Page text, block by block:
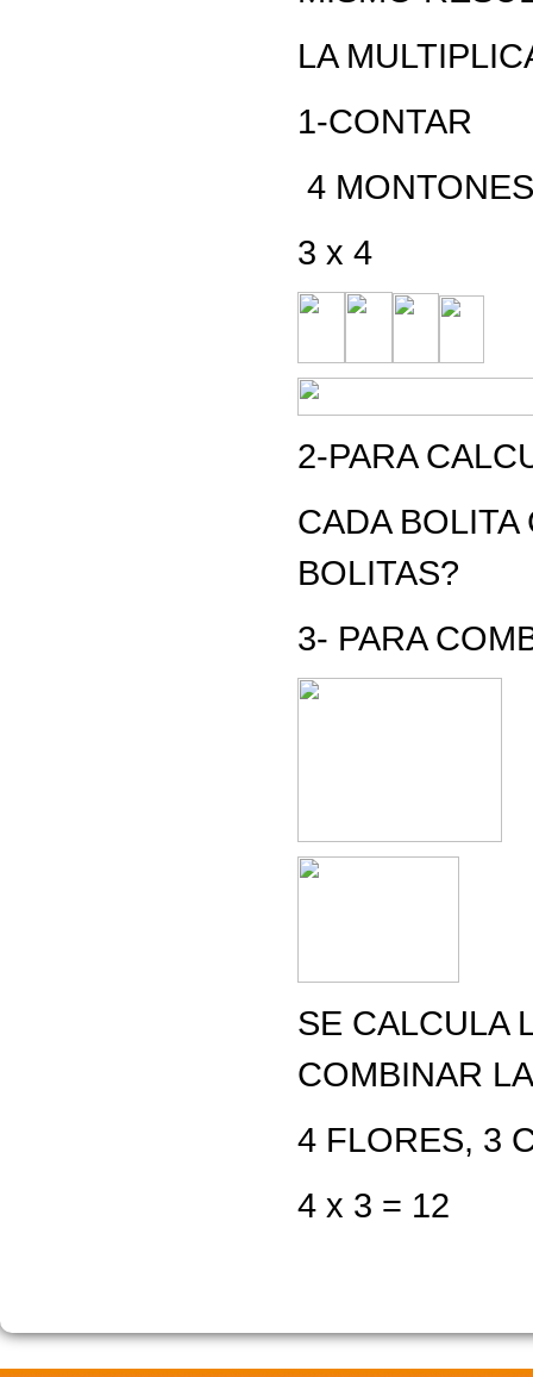
LA
1-CONTAR
4
3 x 4
2-PARA
CADA
BOLITAS?
3- PARA
SE CALCULA
COMBINAR
4 FLORES, 3
4 x 3 = 12